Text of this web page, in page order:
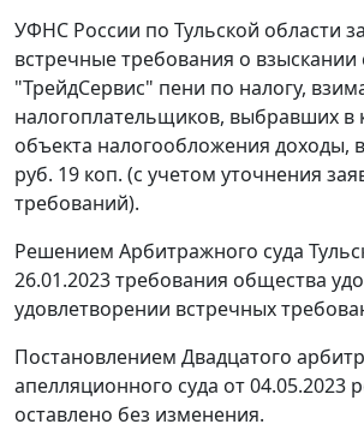
УФНС России по Тульской области
встречные требования о
"ТрейдСервис" пени по налогу,
налогоплательщиков, выбравших в
объекта налогообложения доходы,
руб. 19 коп. (с учетом уточнения
требований).
Решением Арбитражного суда
26.01.2023 требования общества
удовлетворении встречных
Постановлением Двадцатого
апелляционного суда от 04.05.2023
оставлено без изменения.